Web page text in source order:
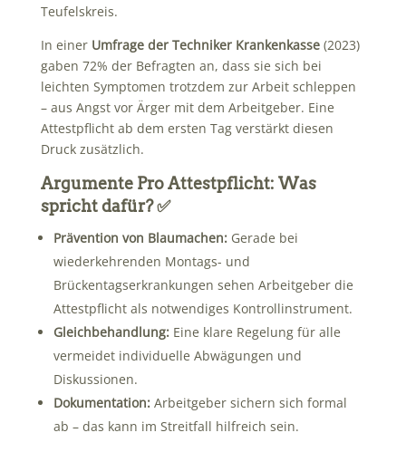
Teufelskreis.
In einer Umfrage der Techniker Krankenkasse(2023)
gaben 72% der Befragten an, dass sie sich bei
leichten Symptomen trotzdem zur Arbeit schleppen
– aus Angst vor Ärger mit dem Arbeitgeber. Eine
Attestpflicht ab dem ersten Tag verstärkt diesen
Druck zusätzlich.
Argumente Pro Attestpflicht: Was
spricht dafür? ✅
Prävention von Blaumachen:Gerade bei
wiederkehrenden Montags- und
Brückentagserkrankungen sehen Arbeitgeber die
Attestpflicht als notwendiges Kontrollinstrument.
Gleichbehandlung:Eine klare Regelung für alle
vermeidet individuelle Abwägungen und
Diskussionen.
Dokumentation:Arbeitgeber sichern sich formal
ab – das kann im Streitfall hilfreich sein.